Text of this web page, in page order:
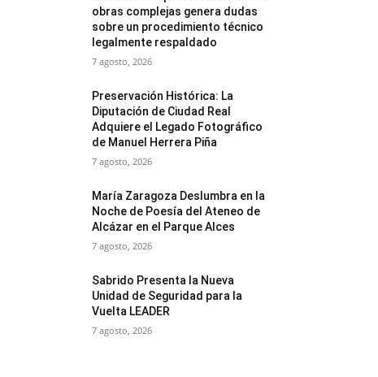
obras complejas genera dudas
sobre un procedimiento técnico
legalmente respaldado
7 agosto, 2026
Preservación Histórica: La
Diputación de Ciudad Real
Adquiere el Legado Fotográfico
de Manuel Herrera Piña
7 agosto, 2026
María Zaragoza Deslumbra en la
Noche de Poesía del Ateneo de
Alcázar en el Parque Alces
7 agosto, 2026
Sabrido Presenta la Nueva
Unidad de Seguridad para la
Vuelta LEADER
7 agosto, 2026